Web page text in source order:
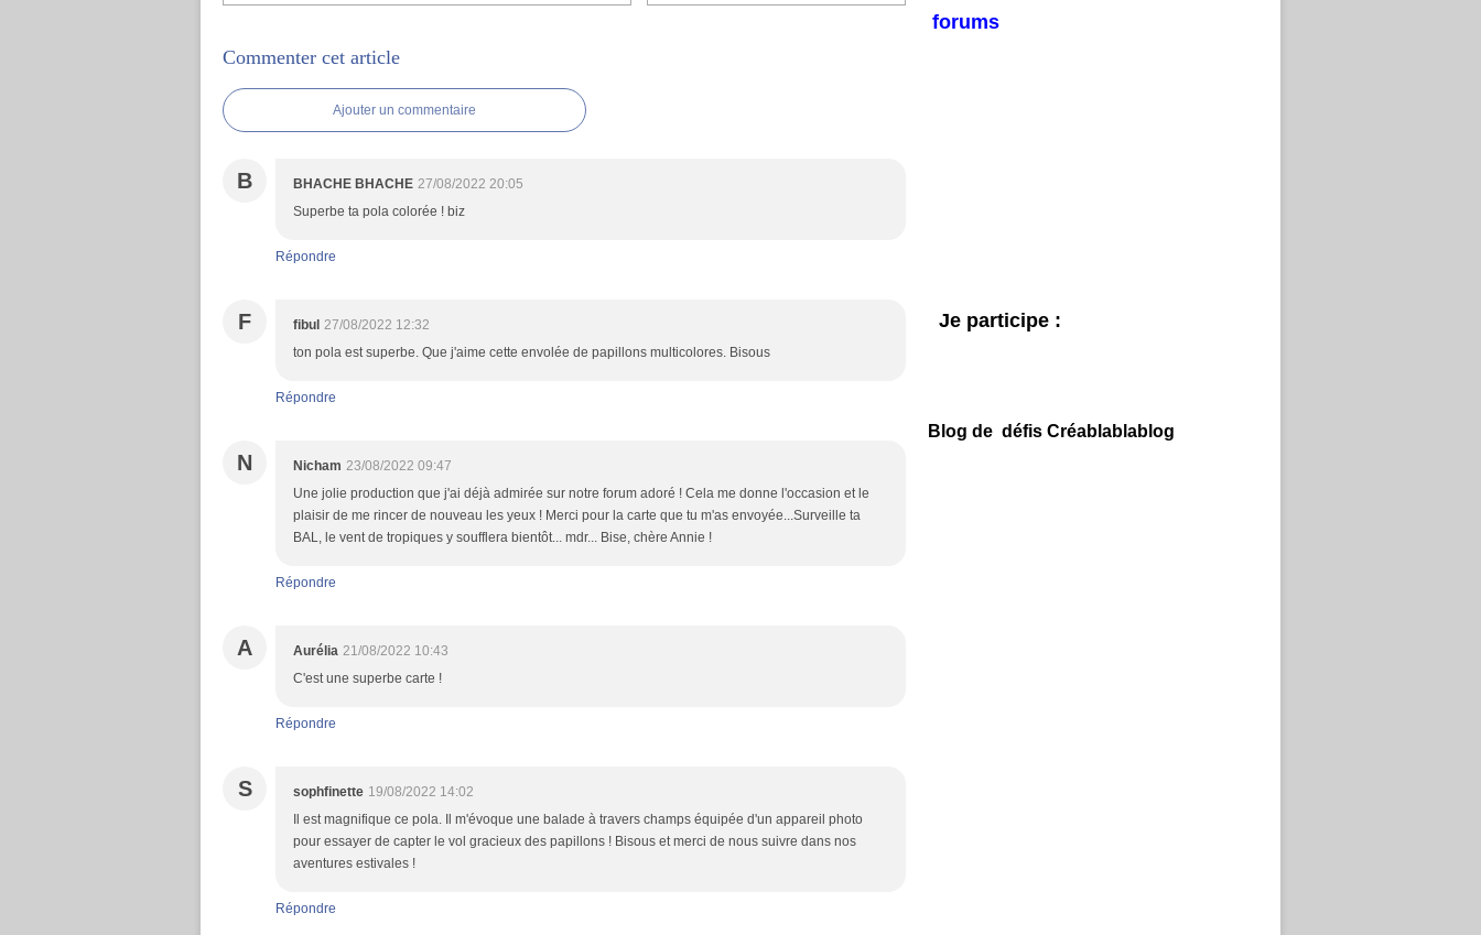
Commenter cet article
Ajouter un commentaire
B BHACHE BHACHE 27/08/2022 20:05
Superbe ta pola colorée ! biz
Répondre
F fibul 27/08/2022 12:32
ton pola est superbe. Que j'aime cette envolée de papillons multicolores. Bisous
Répondre
N Nicham 23/08/2022 09:47
Une jolie production que j'ai déjà admirée sur notre forum adoré ! Cela me donne l'occasion et le
plaisir de me rincer de nouveau les yeux ! Merci pour la carte que tu m'as envoyée...Surveille ta
BAL, le vent de tropiques y soufflera bientôt... mdr... Bise, chère Annie !
Répondre
A Aurélia 21/08/2022 10:43
C'est une superbe carte !
Répondre
S sophfinette 19/08/2022 14:02
Il est magnifique ce pola. Il m'évoque une balade à travers champs équipée d'un appareil photo
pour essayer de capter le vol gracieux des papillons ! Bisous et merci de nous suivre dans nos
aventures estivales !
Répondre
forums
Je participe :
Blog de défis Créablablablog